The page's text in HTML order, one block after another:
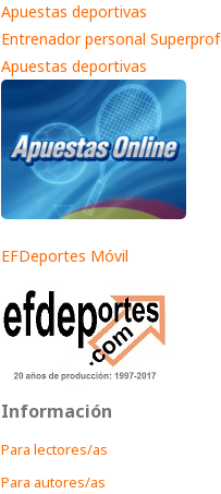
Apuestas deportivas
Entrenador personal Superprof
Apuestas deportivas
EFDeportes Móvil
Información
Para lectores/as
Para autores/as